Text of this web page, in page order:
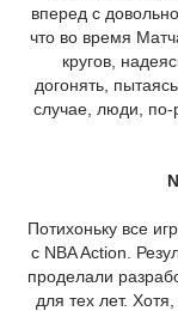
вперед с
что во время
кругов,
догонять,
случае, люди, по-
Потихоньку все
с NBA Action.
проделали
для тех лет.